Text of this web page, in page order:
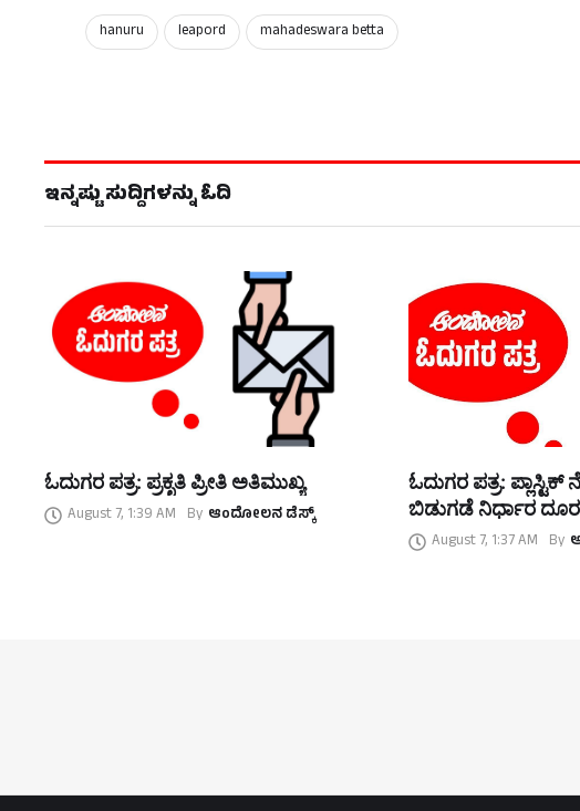
hanuru leapord mahadeswara betta
ಇನ್ನಷ್ಟು ಸುದ್ದಿಗಳನ್ನು ಓದಿ
ಓದುಗರ ಪತ್ರ: ಪ್ರಕೃತಿ ಪ್ರೀತಿ ಅತಿಮುಖ್ಯ
August 7, 1:39 AM By ಆಂದೋಲನ ಡೆಸ್ಕ್
ಓದುಗರ ಪತ್ರ:
ಬಿಡುಗಡೆ ನಿರ್ಧಾರ
August 7, 1:37 AM By